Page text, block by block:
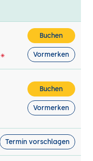
Buchen
Vormerken
Buchen
Vormerken
Termin vorschlagen